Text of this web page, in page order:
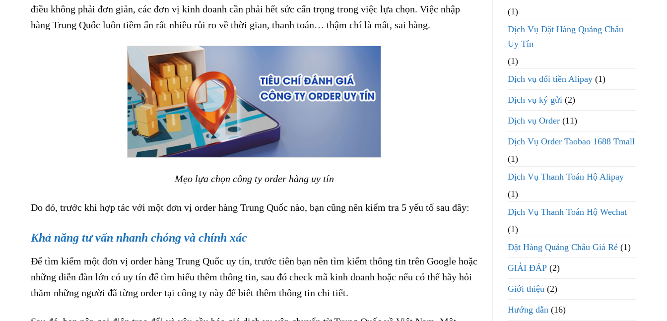
điều không phải đơn giản, các đơn vị kinh doanh cần phải hết sức cẩn trọng trong việc lựa chọn. Việc nhập
hàng Trung Quốc luôn tiềm ẩn rất nhiều rủi ro về thời gian, thanh toán… thậm chí là mất, sai hàng.
Mẹo lựa chọn công ty order hàng uy tín
Do đó, trước khi hợp tác với một đơn vị order hàng Trung Quốc nào, bạn cũng nên kiểm tra 5 yếu tố sau đây:
Khả năng tư vấn nhanh chóng và chính xác
Để tìm kiếm một đơn vị order hàng Trung Quốc uy tín, trước tiên bạn nên tìm kiếm thông tin trên Google hoặc
những diễn đàn lớn có uy tín để tìm hiểu thêm thông tin, sau đó check mã kinh doanh hoặc nếu có thể hãy hỏi
thăm những người đã từng order tại công ty này để biết thêm thông tin chi tiết.
(1)
Dịch Vụ Đặt Hàng Quảng Châu
Uy Tín
(1)
Dịch vụ đổi tiền Alipay (1)
Dịch vụ ký gửi (2)
Dịch vụ Order (11)
Dịch Vụ Order Taobao 1688 Tmall
(1)
Dịch Vụ Thanh Toán Hộ Alipay
(1)
Dịch Vụ Thanh Toán Hộ Wechat
(1)
Đặt Hàng Quảng Châu Giá Rẻ (1)
GIẢI ĐÁP (2)
Giới thiệu (2)
Hướng dẫn (16)